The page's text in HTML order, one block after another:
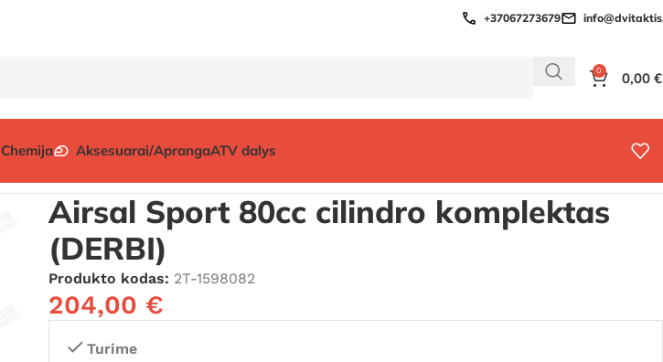
+37067273679
0 0,00 €
Chemija Aksesuarai/AprangaATV dalys
Airsal Sport 80cc cilindro komplektas
(DERBI)
Produkto kodas: 2T-1598082
204,00 €
Turime